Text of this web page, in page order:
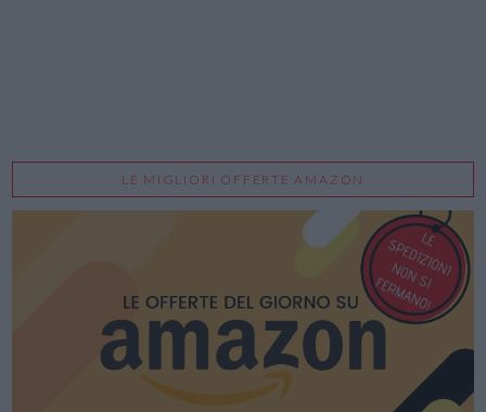
LE MIGLIORI OFFERTE AMAZON